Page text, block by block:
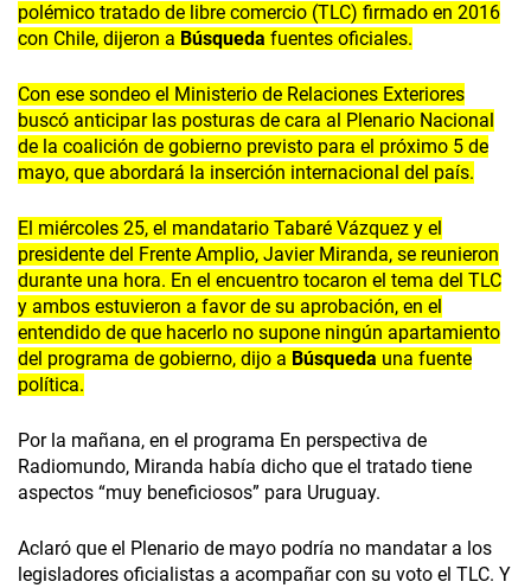
polémico tratado de libre comercio (TLC) firmado en 2016
con Chile, dijeron a Búsqueda fuentes oficiales.
Con ese sondeo el Ministerio de Relaciones Exteriores
buscó anticipar las posturas de cara al Plenario Nacional
de la coalición de gobierno previsto para el próximo 5 de
mayo, que abordará la inserción internacional del país.
El miércoles 25, el mandatario Tabaré Vázquez y el
presidente del Frente Amplio, Javier Miranda, se reunieron
durante una hora. En el encuentro tocaron el tema del TLC
y ambos estuvieron a favor de su aprobación, en el
entendido de que hacerlo no supone ningún apartamiento
del programa de gobierno, dijo a Búsqueda una fuente
política.
Por la mañana, en el programa En perspectiva de
Radiomundo, Miranda había dicho que el tratado tiene
aspectos “muy beneficiosos” para Uruguay.
Aclaró que el Plenario de mayo podría no mandatar a los
legisladores oficialistas a acompañar con su voto el TLC. Y